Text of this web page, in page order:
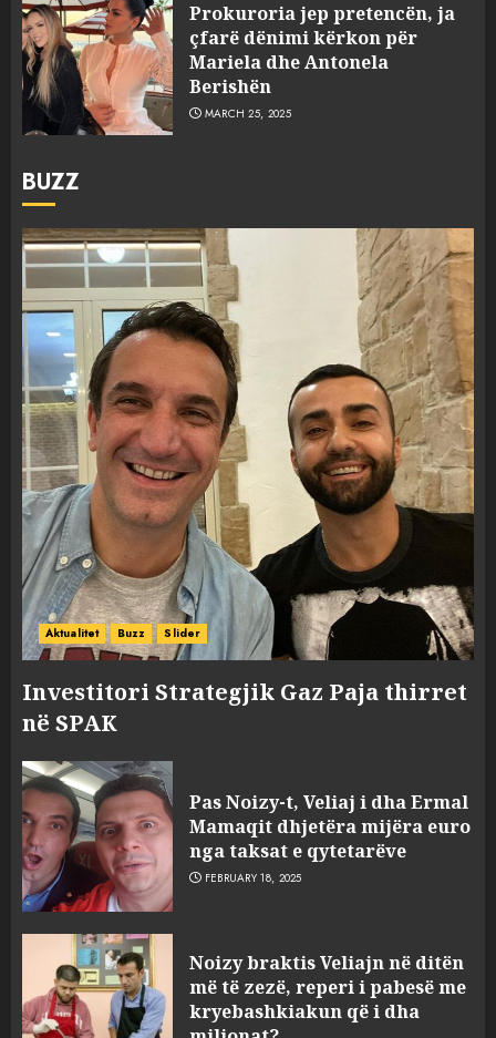
Prokuroria jep pretencën, ja
çfarë dënimi kërkon për
Mariela dhe Antonela
Berishën
MARCH 25, 2025
BUZZ
Aktualitet Buzz Slider
Investitori Strategjik Gaz Paja thirret
në SPAK
Pas Noizy-t, Veliaj i dha Ermal
Mamaqit dhjetëra mijëra euro
nga taksat e qytetarëve
FEBRUARY 18, 2025
Noizy braktis Veliajn në ditën
më të zezë, reperi i pabesë me
kryebashkiakun që i dha
sulmuan “One Albania”,
ngjarja u fsheh. A u vodhën
serverat?